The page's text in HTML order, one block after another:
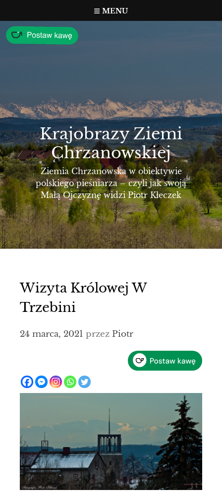
do
treści
MENU
Krajobrazy Ziemi
Chrzanowskiej
Ziemia Chrzanowska w obiektywie
polskiego pieśniarza – czyli jak swoją
Małą Ojczyznę widzi Piotr Kłeczek
Wizyta Królowej W
Trzebini
24 marca, 2021 przez Piotr